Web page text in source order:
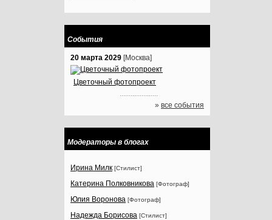
События
20 марта 2029 [Москва]
Цветочный фотопроект
.....................
» все события
Модераторы в блогах
Ирина Милк [Стилист]
Катерина Полковникова [Фотограф]
Юлия Воронова [Фотограф]
Надежда Борисова [Стилист]